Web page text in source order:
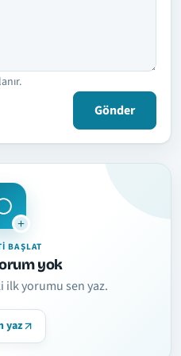
Gönder
BAŞLAT
yok
ilk yorumu sen yaz.
yaz